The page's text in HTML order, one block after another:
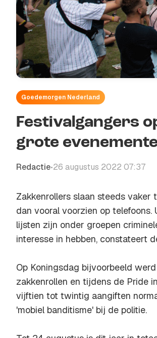
Goedemorgen Nederland
Festivalgangers
grote
Redactie•26 augustus 2022 07:37
Zakkenrollers slaan steeds vaker
dan vooral voorzien op
lijsten zijn onder groepen
interesse in hebben, constateert
Op Koningsdag bijvoorbeeld
zakkenrollen en tijdens de Pride
vijftien tot twintig aangiften
'mobiel banditisme' bij de politie.